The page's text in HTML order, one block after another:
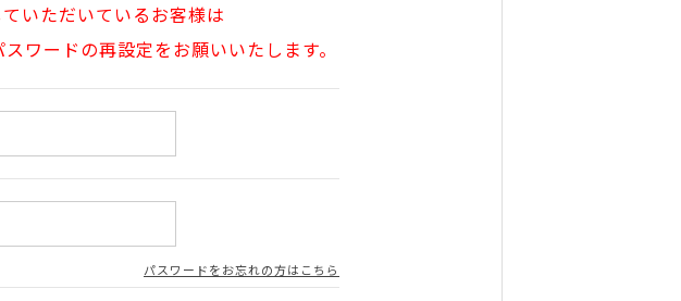
いただいているお客様は
ワードの再設定をお願いいたします。
パスワードをお忘れの方はこちら